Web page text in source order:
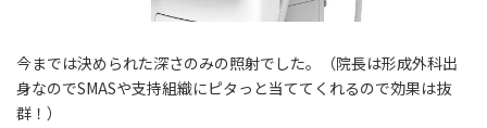
今までは決められた深さのみの照射でした。（院長は形成外科出
身なのでSMASや支持組織にピタっと当ててくれるので効果は抜
群！）